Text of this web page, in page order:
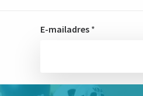
E-mailadres *